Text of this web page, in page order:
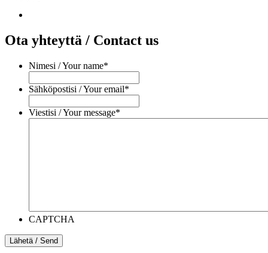
Ota yhteyttä / Contact us
Nimesi / Your name*
Sähköpostisi / Your email*
Viestisi / Your message*
CAPTCHA